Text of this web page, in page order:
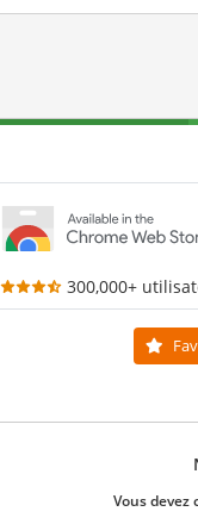
300,000+
Vous